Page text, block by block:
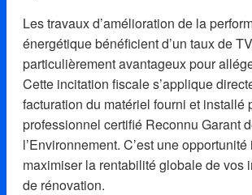
Les travaux d’amélioration de la
énergétique bénéficient d’un taux de
particulièrement avantageux pour
Cette incitation fiscale s’applique
facturation du matériel fourni et installé
professionnel certifié Reconnu Garant
l’Environnement. C’est une
maximiser la rentabilité globale de vos
de rénovation.